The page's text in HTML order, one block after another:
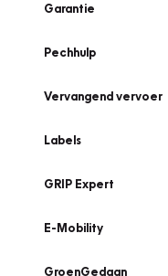
Garantie
Pechhulp
Vervangend vervoer
Labels
GRIP Expert
E-Mobility
GroenGedaan